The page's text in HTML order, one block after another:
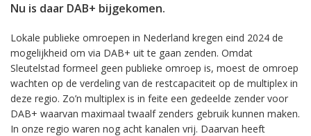
Nu is daar DAB+ bijgekomen.
Lokale publieke omroepen in Nederland kregen eind 2024 de
mogelijkheid om via DAB+ uit te gaan zenden. Omdat
Sleutelstad formeel geen publieke omroep is, moest de omroep
wachten op de verdeling van de restcapaciteit op de multiplex in
deze regio. Zo’n multiplex is in feite een gedeelde zender voor
DAB+ waarvan maximaal twaalf zenders gebruik kunnen maken.
In onze regio waren nog acht kanalen vrij. Daarvan heeft